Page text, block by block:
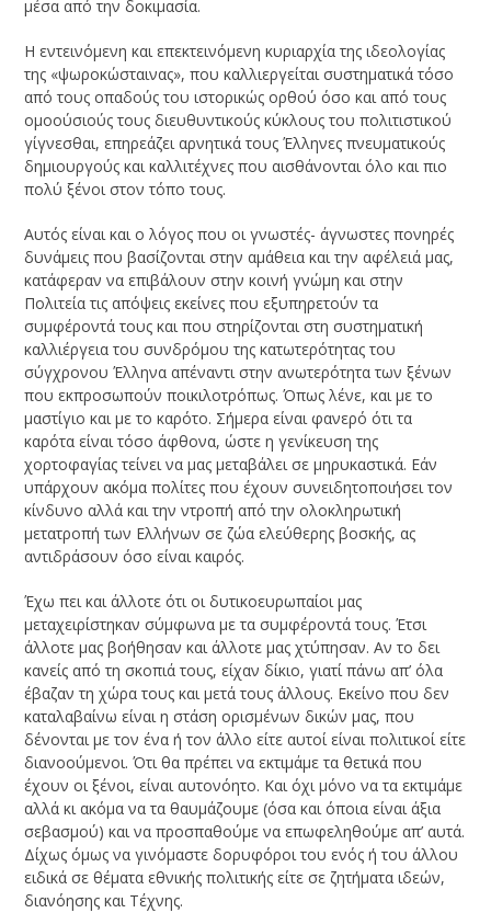
μέσα από την δοκιμασία.
Η εντεινόμενη και επεκτεινόμενη κυριαρχία της ιδεολογίας
της «ψωροκώσταινας», που καλλιεργείται συστηματικά τόσο
από τους οπαδούς του ιστορικώς ορθού όσο και από τους
ομοούσιούς τους διευθυντικούς κύκλους του πολιτιστικού
γίγνεσθαι, επηρεάζει αρνητικά τους Έλληνες πνευματικούς
δημιουργούς και καλλιτέχνες που αισθάνονται όλο και πιο
πολύ ξένοι στον τόπο τους.
Αυτός είναι και ο λόγος που οι γνωστές- άγνωστες πονηρές
δυνάμεις που βασίζονται στην αμάθεια και την αφέλειά μας,
κατάφεραν να επιβάλουν στην κοινή γνώμη και στην
Πολιτεία τις απόψεις εκείνες που εξυπηρετούν τα
συμφέροντά τους και που στηρίζονται στη συστηματική
καλλιέργεια του συνδρόμου της κατωτερότητας του
σύγχρονου Έλληνα απέναντι στην ανωτερότητα των ξένων
που εκπροσωπούν ποικιλοτρόπως. Όπως λένε, και με το
μαστίγιο και με το καρότο. Σήμερα είναι φανερό ότι τα
καρότα είναι τόσο άφθονα, ώστε η γενίκευση της
χορτοφαγίας τείνει να μας μεταβάλει σε μηρυκαστικά. Εάν
υπάρχουν ακόμα πολίτες που έχουν συνειδητοποιήσει τον
κίνδυνο αλλά και την ντροπή από την ολοκληρωτική
μετατροπή των Ελλήνων σε ζώα ελεύθερης βοσκής, ας
αντιδράσουν όσο είναι καιρός.
Έχω πει και άλλοτε ότι οι δυτικοευρωπαίοι μας
μεταχειρίστηκαν σύμφωνα με τα συμφέροντά τους. Έτσι
άλλοτε μας βοήθησαν και άλλοτε μας χτύπησαν. Αν το δει
κανείς από τη σκοπιά τους, είχαν δίκιο, γιατί πάνω απ’ όλα
έβαζαν τη χώρα τους και μετά τους άλλους. Εκείνο που δεν
καταλαβαίνω είναι η στάση ορισμένων δικών μας, που
δένονται με τον ένα ή τον άλλο είτε αυτοί είναι πολιτικοί είτε
διανοούμενοι. Ότι θα πρέπει να εκτιμάμε τα θετικά που
έχουν οι ξένοι, είναι αυτονόητο. Και όχι μόνο να τα εκτιμάμε
αλλά κι ακόμα να τα θαυμάζουμε (όσα και όποια είναι άξια
σεβασμού) και να προσπαθούμε να επωφεληθούμε απ’ αυτά.
Δίχως όμως να γινόμαστε δορυφόροι του ενός ή του άλλου
ειδικά σε θέματα εθνικής πολιτικής είτε σε ζητήματα ιδεών,
διανόησης και Τέχνης.